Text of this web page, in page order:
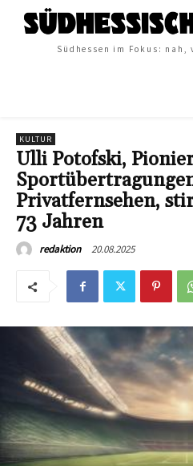
Südhessen im Fokus:
KULTUR
Ulli Potofski,
Privatfernsehen,
73 Jahren
redaktion 20.08.2025